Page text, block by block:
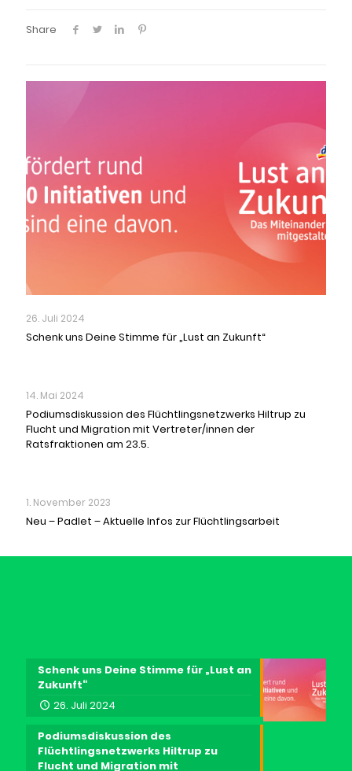
Share
26. Juli 2024
Schenk uns Deine Stimme für „Lust an Zukunft“
14. Mai 2024
Podiumsdiskussion des Flüchtlingsnetzwerks Hiltrup zu
Flucht und Migration mit Vertreter/innen der
Ratsfraktionen am 23.5.
1. November 2023
Neu – Padlet – Aktuelle Infos zur Flüchtlingsarbeit
Schenk uns Deine Stimme für „Lust an
Zukunft“
26. Juli 2024
Podiumsdiskussion des
Flüchtlingsnetzwerks Hiltrup zu
Flucht und Migration mit